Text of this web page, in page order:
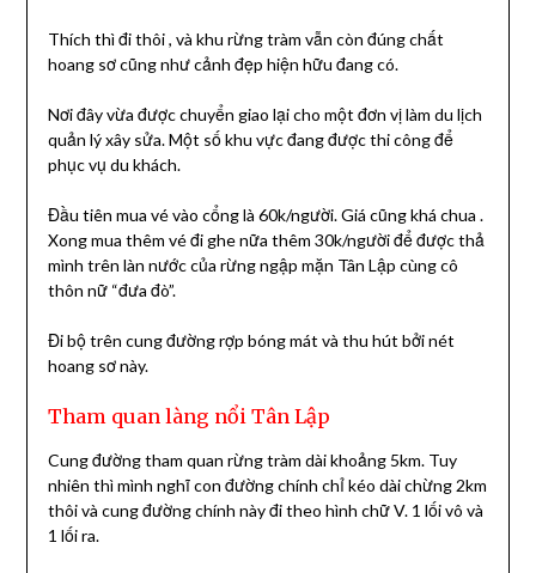
Thích thì đi thôi , và khu rừng tràm vẫn còn đúng chất
hoang sơ cũng như cảnh đẹp hiện hữu đang có.
Nơi đây vừa được chuyển giao lại cho một đơn vị làm du lịch
quản lý xây sửa. Một số khu vực đang được thi công để
phục vụ du khách.
Đầu tiên mua vé vào cổng là 60k/người. Giá cũng khá chua .
Xong mua thêm vé đi ghe nữa thêm 30k/người để được thả
mình trên làn nước của rừng ngập mặn Tân Lập cùng cô
thôn nữ “đưa đò”.
Đi bộ trên cung đường rợp bóng mát và thu hút bởi nét
hoang sơ này.
Tham quan làng nổi Tân Lập
Cung đường tham quan rừng tràm dài khoảng 5km. Tuy
nhiên thì mình nghĩ con đường chính chỉ kéo dài chừng 2km
thôi và cung đường chính này đi theo hình chữ V. 1 lối vô và
1 lối ra.